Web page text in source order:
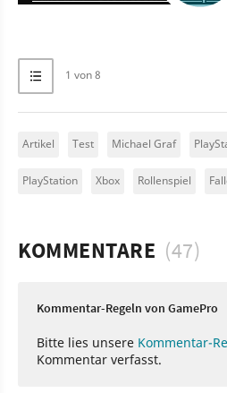
1 von 8
Artikel Test Michael Graf
PlayStation Xbox Rollenspiel
KOMMENTARE (47)
Kommentar-Regeln von GamePro
Bitte lies unsere Kommentar-
Kommentar verfasst.